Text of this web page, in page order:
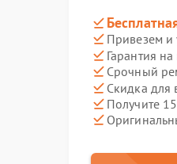
Привезем и
Гарантия
Срочный
Скидка для
Получите